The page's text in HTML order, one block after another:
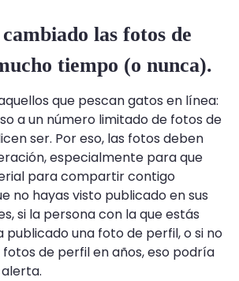
las fotos de
tiempo (o nunca).
que pescan gatos en línea:
a un número limitado de fotos de
ser. Por eso, las fotos deben
especialmente para que
para compartir contigo
no hayas visto publicado en sus
si la persona con la que estás
publicado una foto de perfil, o si no
de perfil en años, eso podría